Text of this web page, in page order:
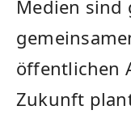
⁣Medien sind
öffentlichen⁤
Zukunft